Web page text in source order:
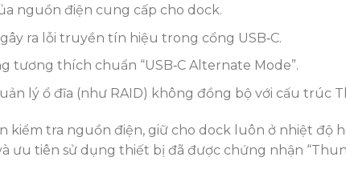
nguồn điện cung cấp cho dock.
ra lỗi truyền tín hiệu trong cổng USB‑C.
tương thích chuẩn “USB‑C Alternate Mode”.
lý ổ đĩa (như RAID) không đồng bộ với cấu trúc
kiểm tra nguồn điện, giữ cho dock luôn ở nhiệt độ
ưu tiên sử dụng thiết bị đã được chứng nhận